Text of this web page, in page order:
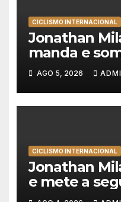
CICLISMO INTERNACIONAL
Jonathan
manda e
consecutiva
Polónia
AGO 5, 2026
CICLISMO INTERNACIONAL
Jonathan
e mete a
Polónia 2026